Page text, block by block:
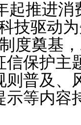
起推进
技驱动
度奠基
信保护主
则普及、
示等内容